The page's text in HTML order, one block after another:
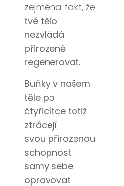
zejména fakt, že
tvé tělo
nezvládá
přirozeně
regenerovat.
Buňky v našem
těle po
čtyřicítce totiž
ztrácejí
svou přirozenou
schopnost
samy sebe
opravovat